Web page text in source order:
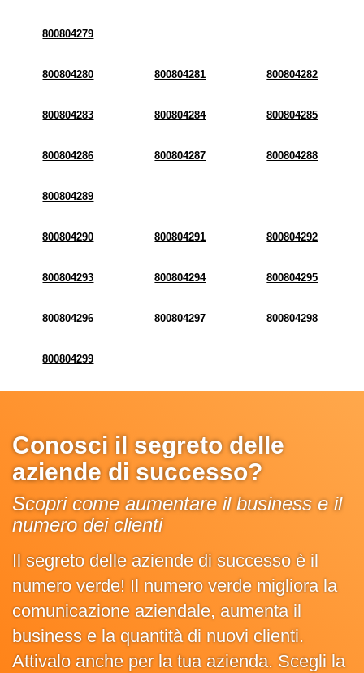
800804279
800804280 800804281 800804282
800804283 800804284 800804285
800804286 800804287 800804288
800804289
800804290 800804291 800804292
800804293 800804294 800804295
800804296 800804297 800804298
800804299
Conosci il segreto delle
aziende di successo?
Scopri come aumentare il business e il
numero dei clienti
Il segreto delle aziende di successo è il
numero verde! Il numero verde migliora la
comunicazione aziendale, aumenta il
business e la quantità di nuovi clienti.
Attivalo anche per la tua azienda. Scegli la